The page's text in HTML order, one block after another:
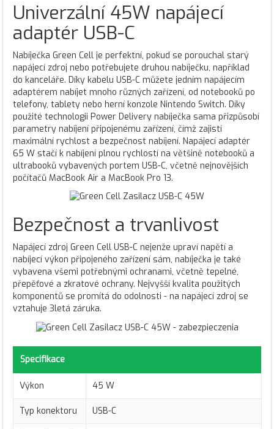
Univerzální 45W napájecí
adaptér USB-C
Nabíječka Green Cell je perfektní, pokud se porouchal starý
napájecí zdroj nebo potřebujete druhou nabíječku, například
do kanceláře. Díky kabelu USB-C můžete jedním napájecím
adaptérem nabíjet mnoho různých zařízení, od notebooků po
telefony, tablety nebo herní konzole Nintendo Switch. Díky
použité technologii Power Delivery nabíječka sama přizpůsobí
parametry nabíjení připojenému zařízení, čímž zajistí
maximální rychlost a bezpečnost nabíjení. Napájecí adaptér
65 W stačí k nabíjení plnou rychlostí na většině notebooků a
ultrabooků vybavených portem USB-C, včetně nejnovějších
počítačů MacBook Air a MacBook Pro 13.
Bezpečnost a trvanlivost
Napájecí zdroj Green Cell USB-C nejenže upraví napětí a
nabíjecí výkon připojeného zařízení sám, nabíječka je také
vybavena všemi potřebnými ochranami, včetně tepelné,
přepěťové a zkratové ochrany. Nejvyšší kvalita použitých
komponentů se promítá do odolnosti - na napájecí zdroj se
vztahuje 3letá záruka.
Specifikace
Výkon 45 W
Typ konektoru USB-C